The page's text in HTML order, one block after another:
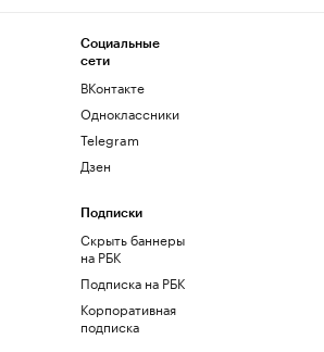
Социальные
сети
ВКонтакте
Одноклассники
Telegram
Дзен
Подписки
Скрыть баннеры
на РБК
Подписка на РБК
Корпоративная
подписка